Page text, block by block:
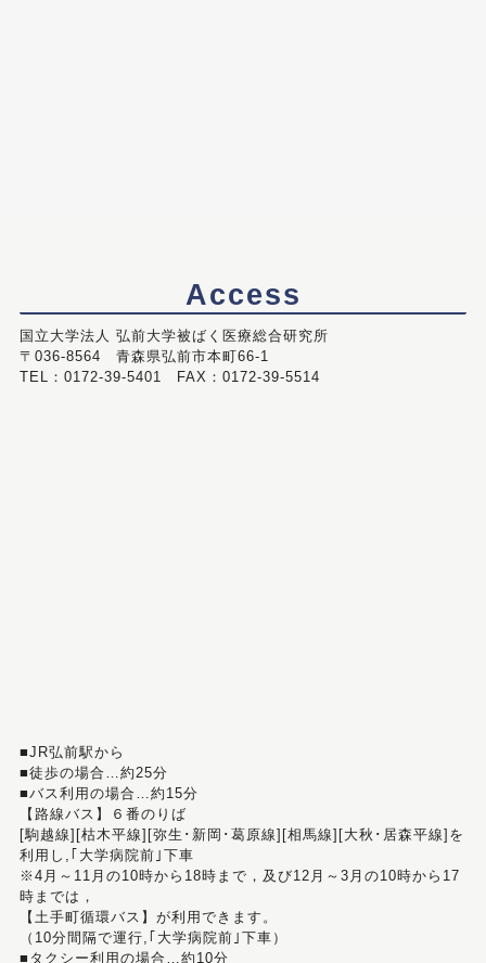
Access
国立大学法人 弘前大学被ばく医療総合研究所
〒036-8564 青森県弘前市本町66-1
TEL：0172-39-5401 FAX：0172-39-5514
■JR弘前駅から
■徒歩の場合…約25分
■バス利用の場合…約15分
【路線バス】６番のりば
[駒越線][枯木平線][弥生･新岡･葛原線][相馬線][大秋･居森平線]を
利用し,｢大学病院前｣下車
※4月～11月の10時から18時まで，及び12月～3月の10時から17
時までは，
【土手町循環バス】が利用できます。
（10分間隔で運行,｢大学病院前｣下車）
■タクシー利用の場合…約10分